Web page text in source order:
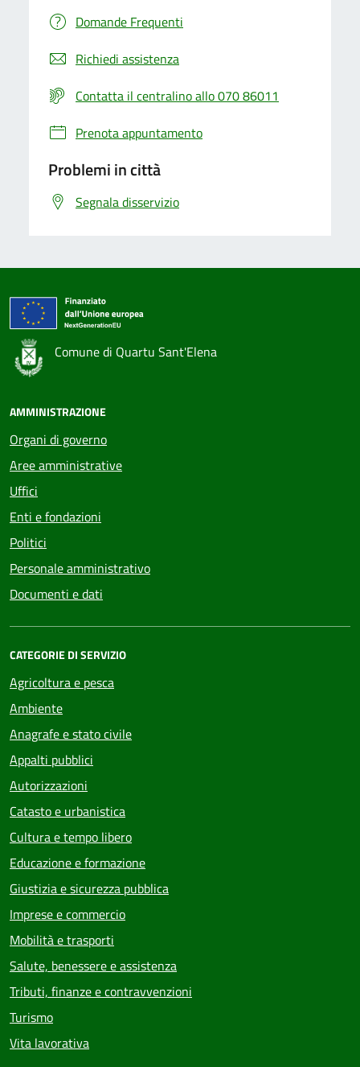
Domande Frequenti
Richiedi assistenza
Contatta il centralino allo 070 86011
Prenota appuntamento
Problemi in città
Segnala disservizio
Comune di Quartu Sant'Elena
AMMINISTRAZIONE
Organi di governo
Aree amministrative
Uffici
Enti e fondazioni
Politici
Personale amministrativo
Documenti e dati
CATEGORIE DI SERVIZIO
Agricoltura e pesca
Ambiente
Anagrafe e stato civile
Appalti pubblici
Autorizzazioni
Catasto e urbanistica
Cultura e tempo libero
Educazione e formazione
Giustizia e sicurezza pubblica
Imprese e commercio
Mobilità e trasporti
Salute, benessere e assistenza
Tributi, finanze e contravvenzioni
Turismo
Vita lavorativa